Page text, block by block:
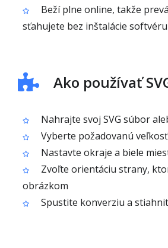
Beží plne online, takže
sťahujete bez inštalácie softvéru
Ako používať
Nahrajte svoj SVG súbor
Vyberte požadovanú
Nastavte okraje a biele
Zvoľte orientáciu strany,
obrázkom
Spustite konverziu a